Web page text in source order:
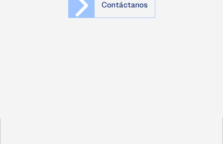
Contáctanos